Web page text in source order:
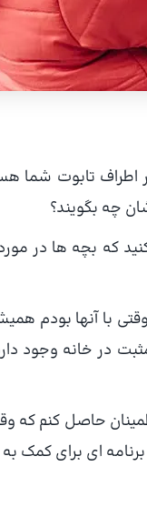
تابوت شما
چه بگویند؟
که بچه ها در
با آنها بودم
در خانه وجود
حاصل کنم که
ای برای کمک